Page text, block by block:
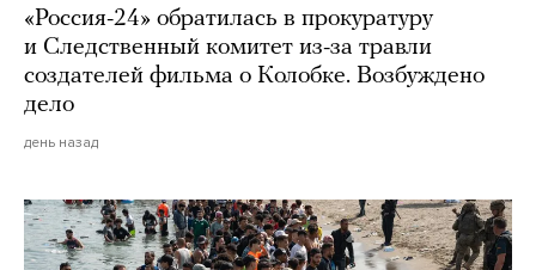
«Россия-24» обратилась в прокуратуру
и Следственный комитет из-за травли
создателей фильма о Колобке. Возбуждено
дело
день назад